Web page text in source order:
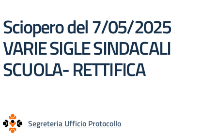
Sciopero del 7/05/2025
VARIE SIGLE SINDACALI
SCUOLA- RETTIFICA
Segreteria Ufficio Protocollo